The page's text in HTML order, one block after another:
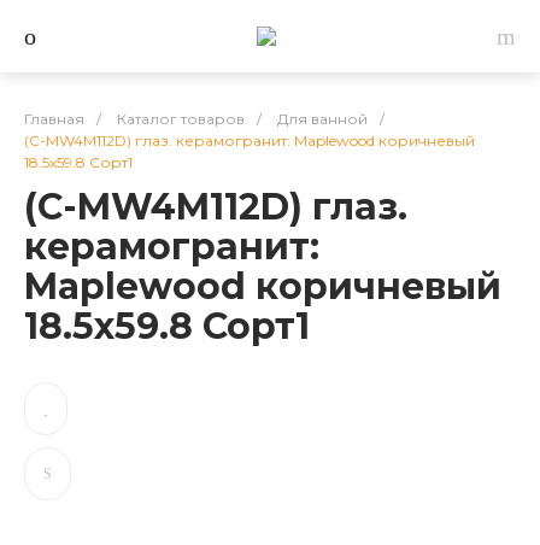
Главная / Каталог товаров / Для ванной
/
(C-MW4M112D) глаз. керамогранит: Maplewood коричневый
18.5x59.8 Сорт1
(C-MW4M112D) глаз.
керамогранит:
Maplewood коричневый
18.5x59.8 Сорт1